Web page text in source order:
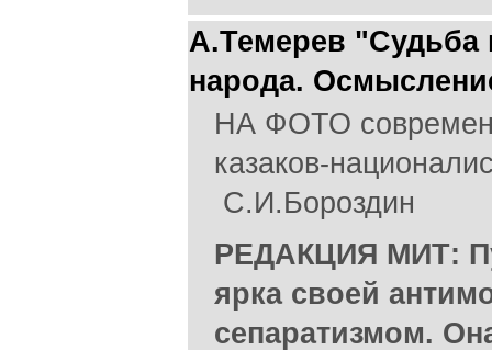
А.Темерев "Судьба
народа.
НА ФОТО
казаков-
С.И.Бороздин
РЕДАКЦИЯ МИТ:
ярка своей
сепаратизмом.